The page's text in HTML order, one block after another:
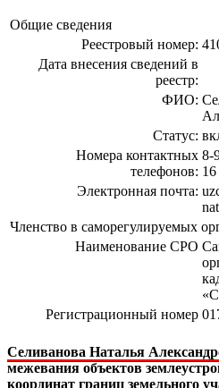
Общие сведения
Реестровый номер:
Дата внесения сведений в
реестр:
ФИО:
Статус:
Номера контактных
телефонов:
8-
16
Электронная почта:
Членство в саморегулируемых
Наименование СРО
Регистрационный номер
Селиванова Наталья
межевания объектов
координат границ земельного